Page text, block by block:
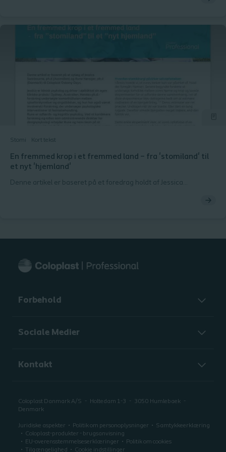
Stomi Kort tekst
En fremmed krop i et fremmed land – fra 'stomiland' til
et nyt 'hjemland'
Denne artikel er baseret på et foredrag holdt af Jessica
Forbehold
Sociale Medier
Kontakt
Coloplast Danmark A/S Holtedam 1-3 3050 Humlebaek
Denmark
Juridiske aspekter Politik om personoplysninger
Samtykkeerklæring
Coloplast-produkter - brugsanvisning
EU-overensstemmelseserklæringer
Politik om cookies
Tilgængelighed
Cookie indstillinger